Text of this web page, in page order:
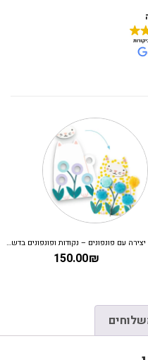
יצירה עם פונפונים – נקודות ופונפונים בדשא DJECO
150.00₪